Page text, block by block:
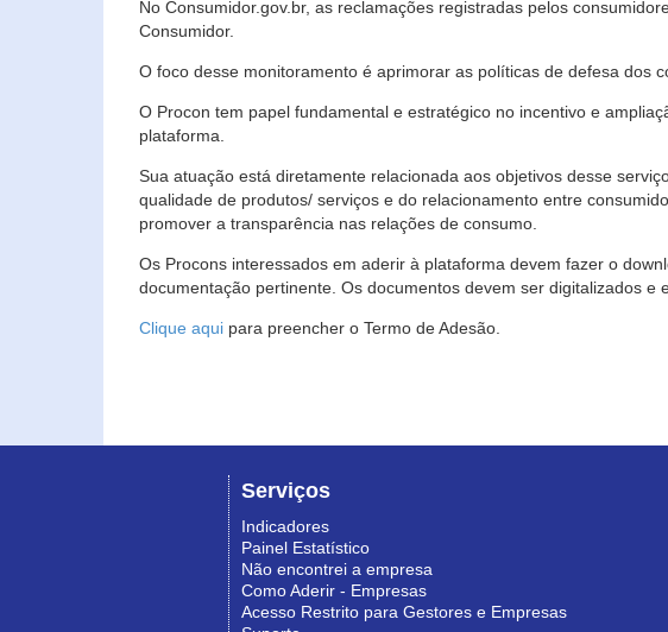
No Consumidor.gov.br, as reclamações registradas pelos
Consumidor.
O foco desse monitoramento é aprimorar as políticas de defesa dos
O Procon tem papel fundamental e estratégico no incentivo e
plataforma.
Sua atuação está diretamente relacionada aos objetivos desse
qualidade de produtos/ serviços e do relacionamento entre
promover a transparência nas relações de consumo.
Os Procons interessados em aderir à plataforma devem fazer o
documentação pertinente. Os documentos devem ser digitalizados e
Clique aqui para preencher o Termo de Adesão.
Serviços
Indicadores
Painel Estatístico
Não encontrei a empresa
Como Aderir - Empresas
Acesso Restrito para Gestores e Empresas